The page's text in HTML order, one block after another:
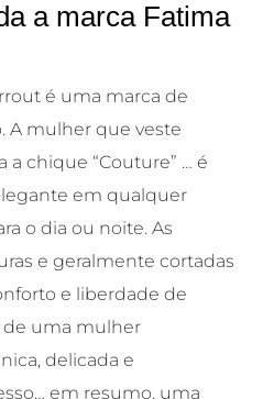
a marca Fatima
é uma marca de
A mulher que veste
a chique “Couture” … é
em qualquer
o dia ou noite. As
e geralmente cortadas
e liberdade de
de uma mulher
delicada e
em resumo, uma